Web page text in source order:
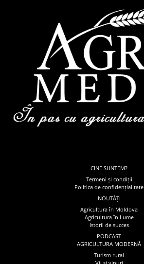
CINE SUNTEM?
Termeni și condiții
Politica de confidențialitate
NOUTĂȚI
Agricultura în Moldova
Agricultura în Lume
Istorii de succes
PODCAST
AGRICULTURA MODERNĂ
Turism rural